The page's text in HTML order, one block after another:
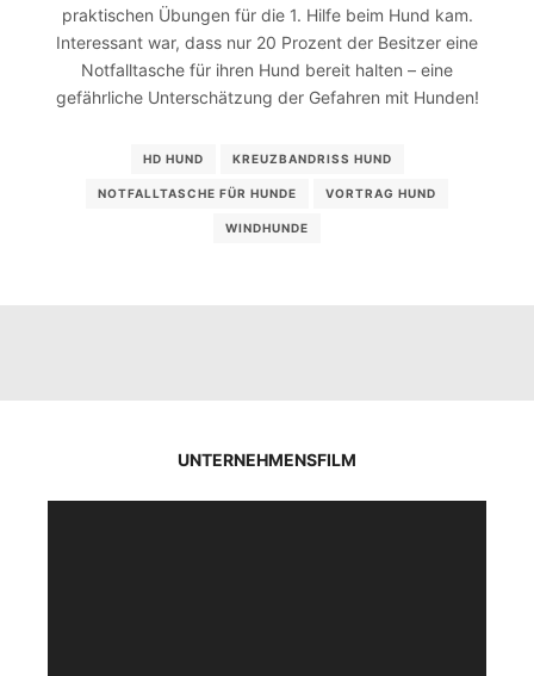
praktischen Übungen für die 1. Hilfe beim Hund kam.
Interessant war, dass nur 20 Prozent der Besitzer eine
Notfalltasche für ihren Hund bereit halten – eine
gefährliche Unterschätzung der Gefahren mit Hunden!
HD HUND KREUZBANDRISS HUND
NOTFALLTASCHE FÜR HUNDE VORTRAG HUND
WINDHUNDE
UNTERNEHMENSFILM